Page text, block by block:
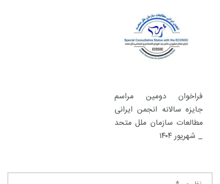
فراخوان دومین مراسم
جایزه سالانه انجمن ایرانی
مطالعات سازمان ملل متحد
_ شهریور ۱۴۰۴